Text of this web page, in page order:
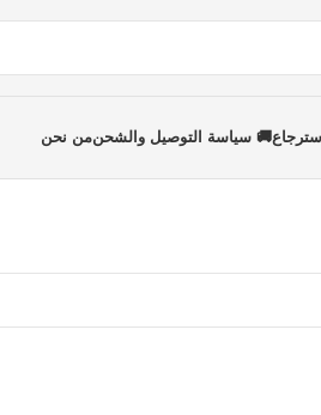
🚚 سياسة التوصيل والشحنمن نحن